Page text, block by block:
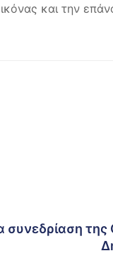
και την
συνεδρίαση της